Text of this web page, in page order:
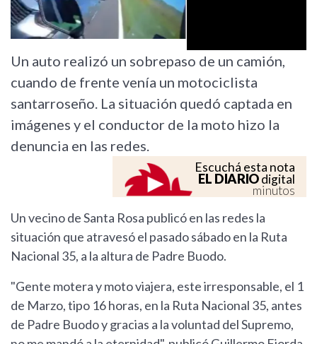
Un auto realizó un sobrepaso de un camión,
cuando de frente venía un motociclista
santarroseño. La situación quedó captada en
imágenes y el conductor de la moto hizo la
denuncia en las redes.
Escuchá esta nota
EL DIARIOdigital
minutos
Un vecino de Santa Rosa publicó en las redes la
situación que atravesó el pasado sábado en la Ruta
Nacional 35, a la altura de Padre Buodo.
"Gente motera y moto viajera, este irresponsable, el 1
de Marzo, tipo 16 horas, en la Ruta Nacional 35, antes
de Padre Buodo y gracias a la voluntad del Supremo,